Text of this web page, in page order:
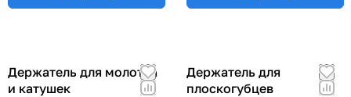
Держатель для молотка
и катушек
Держатель для
плоскогубцев